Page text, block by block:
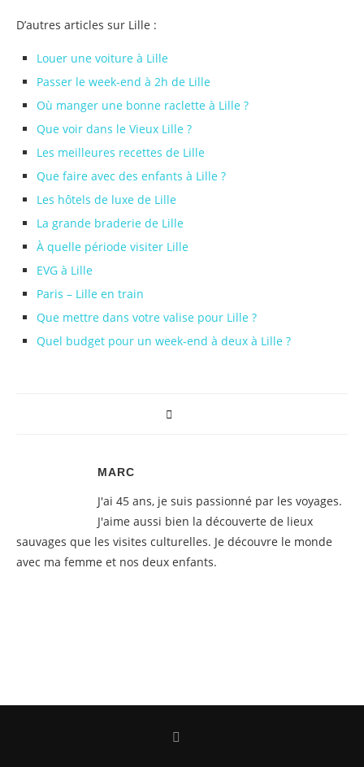
D’autres articles sur Lille :
Louer une voiture à Lille
Passer le week-end à 2h de Lille
Où manger une bonne raclette à Lille ?
Que voir dans le Vieux Lille ?
Les meilleures recettes de Lille
Que faire avec des enfants à Lille ?
Les hôtels de luxe de Lille
La grande braderie de Lille
À quelle période visiter Lille
EVG à Lille
Paris – Lille en train
Que mettre dans votre valise pour Lille ?
Quel budget pour un week-end à deux à Lille ?
MARC
J'ai 45 ans, je suis passionné par les voyages.
J'aime aussi bien la découverte de lieux
sauvages que les visites culturelles. Je découvre le monde
avec ma femme et nos deux enfants.